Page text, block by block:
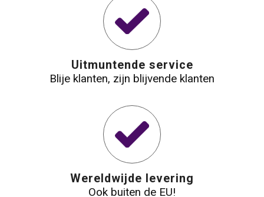
Uitmuntende service
Blije klanten, zijn blijvende klanten
Wereldwijde levering
Ook buiten de EU!